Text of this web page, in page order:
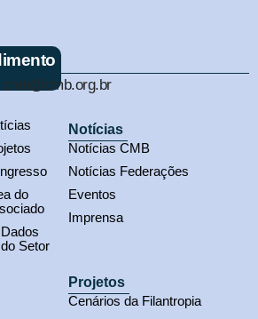
cmb@cmb.org.br
do
Dados
do Setor
Notícias
Notícias CMB
Notícias Federações
Eventos
Imprensa
Projetos
Cenários da Filantropia